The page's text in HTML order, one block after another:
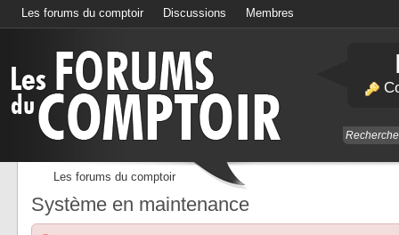
Les forums du comptoir Discussions Membres
Les forums du comptoir
Système en maintenance